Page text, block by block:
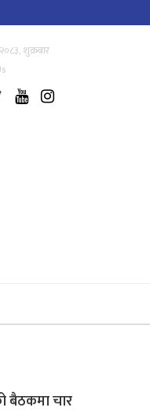
शुक्रबार
बैठकमा चार